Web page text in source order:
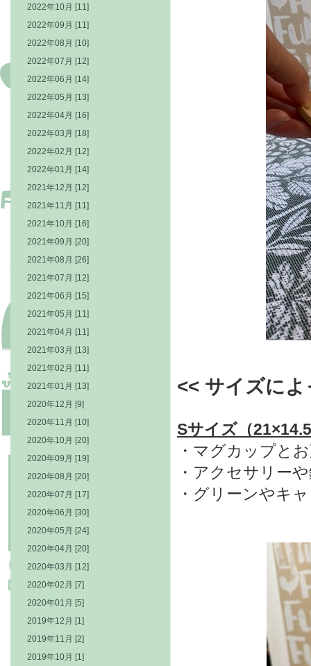
<< サイズに
Sサイズ（
・マグカップと
・アクセサリー
・グリーンやキ
2022年10月 [11]
2022年09月 [11]
2022年08月 [10]
2022年07月 [12]
2022年06月 [14]
2022年05月 [13]
2022年04月 [16]
2022年03月 [18]
2022年02月 [12]
2022年01月 [14]
2021年12月 [12]
2021年11月 [11]
2021年10月 [16]
2021年09月 [20]
2021年08月 [26]
2021年07月 [12]
2021年06月 [15]
2021年05月 [11]
2021年04月 [11]
2021年03月 [13]
2021年02月 [11]
2021年01月 [13]
2020年12月 [9]
2020年11月 [10]
2020年10月 [20]
2020年09月 [19]
2020年08月 [20]
2020年07月 [17]
2020年06月 [30]
2020年05月 [24]
2020年04月 [20]
2020年03月 [12]
2020年02月 [7]
2020年01月 [5]
2019年12月 [1]
2019年11月 [2]
2019年10月 [1]